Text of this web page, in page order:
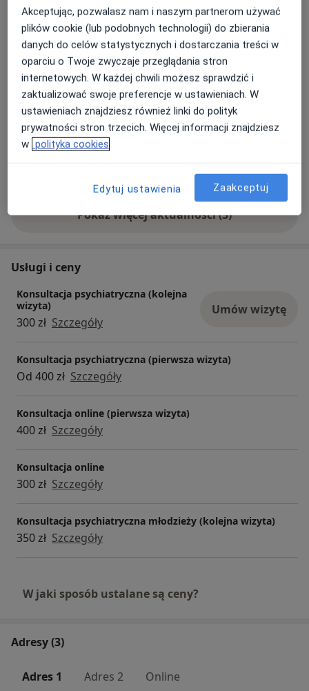
dr n. med. Mariusz Sołtysik
Księdza Michała Lewka 8, GoPoint, 42-600
Tarnowskie Góry
W związku z przeciążeniem licznymi
wiadomościami i informacjami od pacjentów,
otrzymywanymi poza wizytami, obecnie
wystawiam leki tylko na wizytach lekarskich. W
nagłych sytuacjach leki może wystawić lekarz POZ
lub lekarz psychiatria na Izbie Przyjęć, wystarczy
w Internetowym Koncie Pacjenta, lub upoważnić
do wglądu w dotychczas stosowane leczenie
(również można zrobić to w IKP).
Dowiedz się więcej
Pokaż więcej aktualności (3)
Usługi i ceny
Konsultacja psychiatryczna (kolejna
wizyta)
300 zł Szczegóły
Umów wizytę
Konsultacja psychiatryczna (pierwsza wizyta)
Od 400 zł Szczegóły
Konsultacja online (pierwsza wizyta)
400 zł Szczegóły
Konsultacja online
300 zł Szczegóły
Konsultacja psychiatryczna młodzieży (kolejna wizyta)
350 zł Szczegóły
W jaki sposób ustalane są ceny?
Adresy (3)
Adres 1 Adres 2 Online
Akceptując, pozwalasz nam i naszym partnerom używać
plików cookie (lub podobnych technologii) do zbierania
danych do celów statystycznych i dostarczania treści w
oparciu o Twoje zwyczaje przeglądania stron
internetowych. W każdej chwili możesz sprawdzić i
zaktualizować swoje preferencje w ustawieniach. W
ustawieniach znajdziesz również linki do polityk
prywatności stron trzecich. Więcej informacji znajdziesz
w polityka cookies
Edytuj ustawienia Zaakceptuj